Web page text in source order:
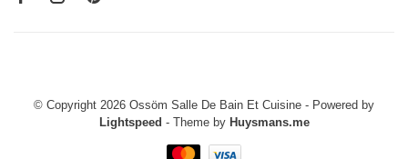
© Copyright 2026 Ossöm Salle De Bain Et Cuisine - Powered by
Lightspeed - Theme by Huysmans.me